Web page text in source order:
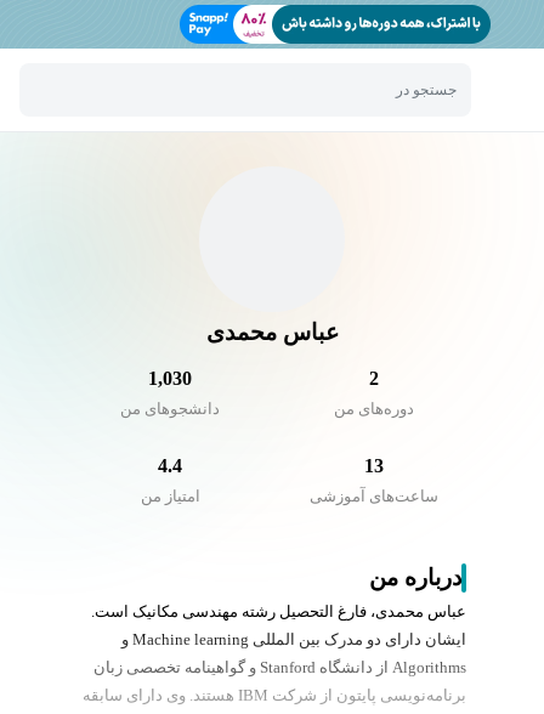
جستجو در
عباس محمدی
2
دوره‌های من
1,030
دانشجو‌های من
13
ساعت‌های آموزشی
4.4
امتیاز من
درباره من
عباس محمدی، فارغ التحصیل رشته مهندسی مکانیک است.
ایشان دارای دو مدرک بین المللی Machine learning و
Algorithms از دانشگاه Stanford و گواهینامه تخصصی زبان
برنامه‌نویسی پایتون از شرکت IBM هستند. وی دارای سابقه